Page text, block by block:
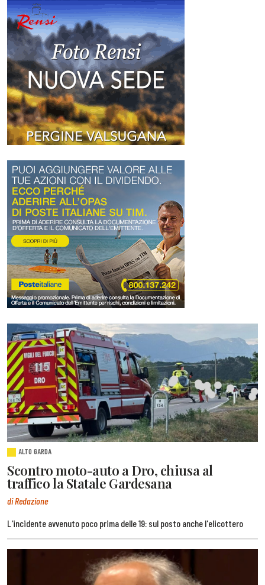
ALTO GARDA
Scontro moto-auto a Dro, chiusa al
traffico la Statale Gardesana
di Redazione
L'incidente avvenuto poco prima delle 19: sul posto anche l'elicottero